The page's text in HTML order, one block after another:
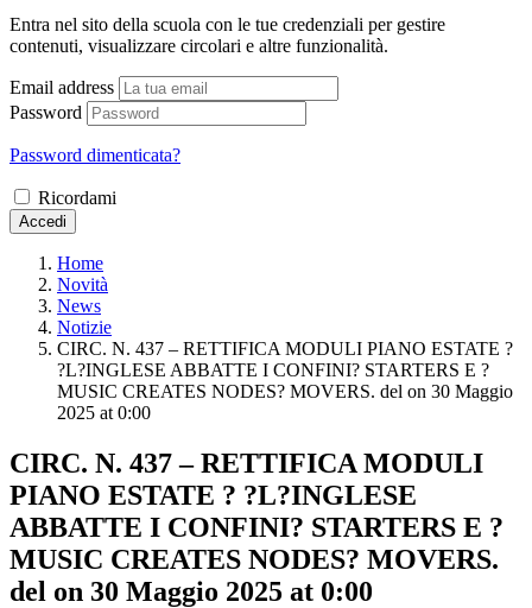
Entra nel sito della scuola con le tue credenziali per gestire
contenuti, visualizzare circolari e altre funzionalità.
Email address
Password
Password dimenticata?
Ricordami
Accedi
Home
Novità
News
Notizie
CIRC. N. 437 – RETTIFICA MODULI PIANO ESTATE ?
?L?INGLESE ABBATTE I CONFINI? STARTERS E ?
MUSIC CREATES NODES? MOVERS. del ​on 30 Maggio
2025 at 0:00
CIRC. N. 437 – RETTIFICA MODULI
PIANO ESTATE ? ?L?INGLESE
ABBATTE I CONFINI? STARTERS E ?
MUSIC CREATES NODES? MOVERS.
del ​on 30 Maggio 2025 at 0:00